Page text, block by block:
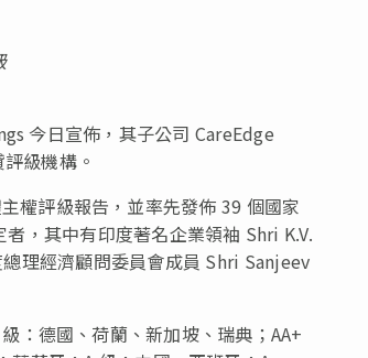
今日宣佈，其子公司 CareEdge
級機構。
權評級報告，並率先發佈 39 個國家
，其中有印度著名企業領袖 Shri K.V.
理經濟顧問委員會成員 Shri Sanjeev
：德國、荷蘭、新加坡、瑞典；AA+